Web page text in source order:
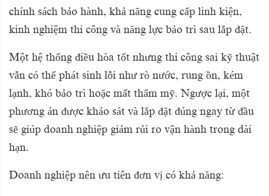
chính sách bảo hành, khả năng cung cấp linh kiện,
kinh nghiệm thi công và năng lực bảo trì sau lắp đặt.
Một hệ thống điều hòa tốt nhưng thi công sai kỹ thuật
vẫn có thể phát sinh lỗi như rò nước, rung ồn, kém
lạnh, khó bảo trì hoặc mất thẩm mỹ. Ngược lại, một
phương án được khảo sát và lắp đặt đúng ngay từ đầu
sẽ giúp doanh nghiệp giảm rủi ro vận hành trong dài
hạn.
Doanh nghiệp nên ưu tiên đơn vị có khả năng: